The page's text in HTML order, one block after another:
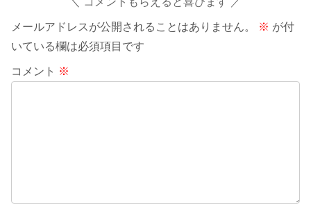
メールアドレスが公開されることはありません。 ※ が付
いている欄は必須項目です
コメント ※